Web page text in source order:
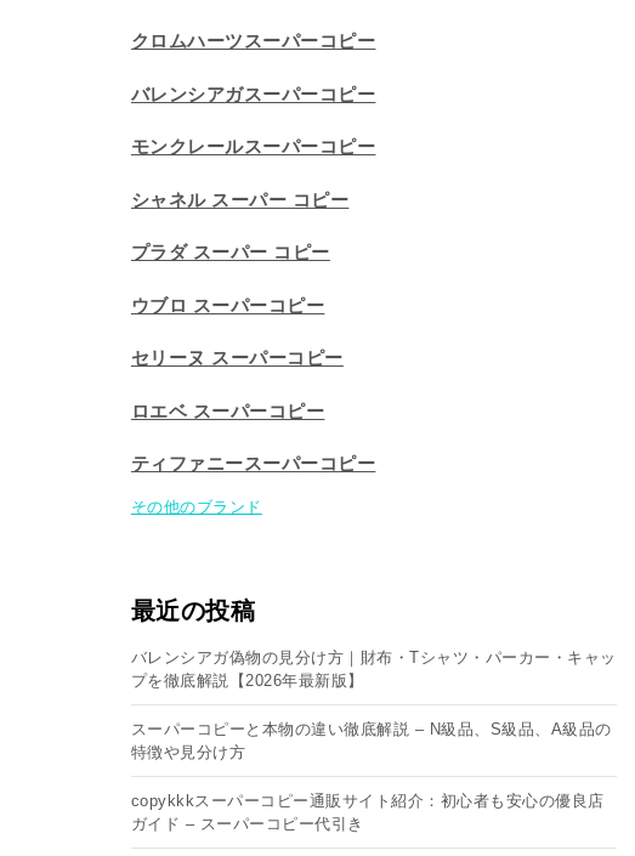
クロムハーツスーパーコピー
バレンシアガスーパーコピー
モンクレールスーパーコピー
シャネル スーパー コピー
プラダ スーパー コピー
ウブロ スーパーコピー
セリーヌ スーパーコピー​
ロエベ スーパーコピー
ティファニースーパーコピー
その他のブランド
最近の投稿
バレンシアガ偽物の見分け方｜財布・Tシャツ・パーカー・キャッ
プを徹底解説【2026年最新版】
スーパーコピーと本物の違い徹底解説 – N級品、S級品、A級品の
特徴や見分け方
copykkkスーパーコピー通販サイト紹介：初心者も安心の優良店
ガイド – スーパーコピー代引き